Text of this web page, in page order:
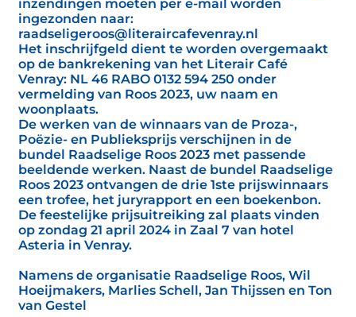
inzendingen moeten per e-mail worden
ingezonden naar:
raadseligeroos@literaircafevenray.nl
Het inschrijfgeld dient te worden overgemaakt
op de bankrekening van het Literair Café
Venray: NL 46 RABO 0132 594 250 onder
vermelding van Roos 2023, uw naam en
woonplaats.
De werken van de winnaars van de Proza-,
Poëzie- en Publieksprijs verschijnen in de
bundel Raadselige Roos 2023 met passende
beeldende werken. Naast de bundel Raadselige
Roos 2023 ontvangen de drie 1ste prijswinnaars
een trofee, het juryrapport en een boekenbon.
De feestelijke prijsuitreiking zal plaats vinden
op zondag 21 april 2024 in Zaal 7 van hotel
Asteria in Venray.
Namens de organisatie Raadselige Roos, Wil
Hoeijmakers, Marlies Schell, Jan Thijssen en Ton
van Gestel